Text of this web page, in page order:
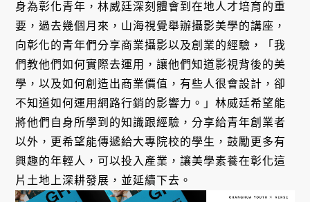
身為彰化青年，林威廷深刻體會到在地人才培育的重
要，過去幾個月來，山海視覺舉辦攝影美學的講座，
向彰化的青年們分享商業攝影以及創業的經驗，「我
們教他們如何實際去運用，讓他們知道影視背後的美
學，以及如何創造出商業價值，有些人很會設計，卻
不知道如何運用網路行銷的影響力。」林威廷希望能
將他們自身所學到的知識跟經驗，分享給青年創業者
以外，更希望能傳遞給大專院校的學生，鼓勵更多有
興趣的年輕人，可以投入產業，讓美學素養在彰化這
片土地上深耕發展，並延續下去。